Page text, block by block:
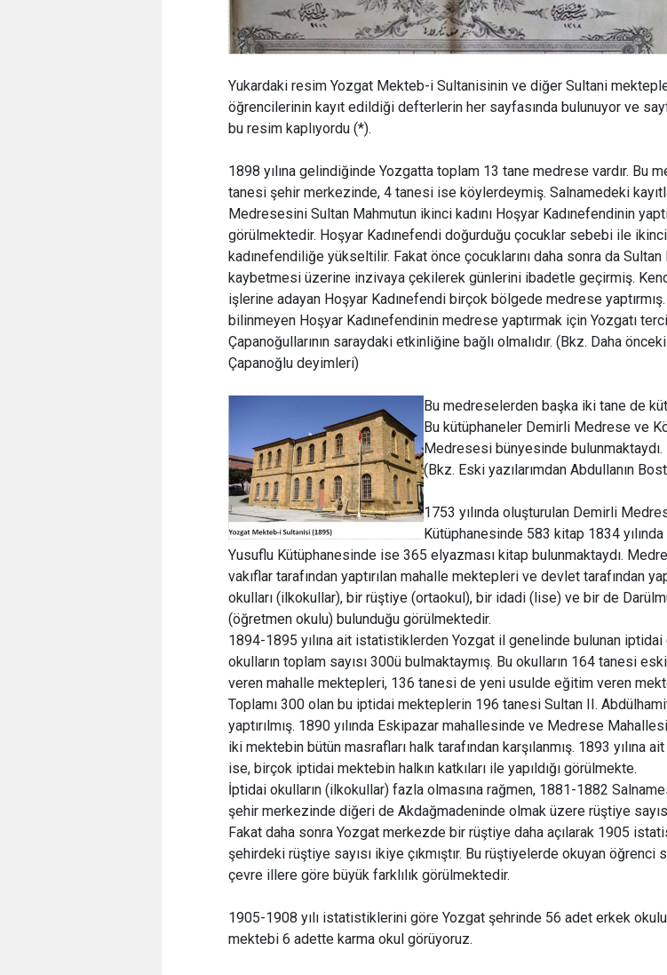
Yukardaki resim Yozgat Mekteb-i Sultanisinin ve diğer Sultani
öğrencilerinin kayıt edildiği defterlerin her sayfasında bulunuyor ve
bu resim kaplıyordu (*).
1898 yılına gelindiğinde Yozgatta toplam 13 tane medrese vardır. Bu
tanesi şehir merkezinde, 4 tanesi ise köylerdeymiş. Salnamedeki
Medresesini Sultan Mahmutun ikinci kadını Hoşyar Kadınefendinin
görülmektedir. Hoşyar Kadınefendi doğurduğu çocuklar sebebi ile ikinci
kadınefendiliğe yükseltilir. Fakat önce çocuklarını daha sonra da Sultan
kaybetmesi üzerine inzivaya çekilerek günlerini ibadetle geçirmiş.
işlerine adayan Hoşyar Kadınefendi birçok bölgede medrese
bilinmeyen Hoşyar Kadınefendinin medrese yaptırmak için Yozgatı
Çapanoğullarının saraydaki etkinliğine bağlı olmalıdır. (Bkz. Daha
Çapanoğlu deyimleri)
Bu medreselerden başka iki tane de
Bu kütüphaneler Demirli Medrese ve
Medresesi bünyesinde bulunmaktaydı.
(Bkz. Eski yazılarımdan Abdullanın
1753 yılında oluşturulan Demirli
Kütüphanesinde 583 kitap 1834
Yusuflu Kütüphanesinde ise 365 elyazması kitap bulunmaktaydı.
vakıflar tarafından yaptırılan mahalle mektepleri ve devlet tarafından
okulları (ilkokullar), bir rüştiye (ortaokul), bir idadi (lise) ve bir de
(öğretmen okulu) bulunduğu görülmektedir.
1894-1895 yılına ait istatistiklerden Yozgat il genelinde bulunan
okulların toplam sayısı 300ü bulmaktaymış. Bu okulların 164 tanesi
veren mahalle mektepleri, 136 tanesi de yeni usulde eğitim veren
Toplamı 300 olan bu iptidai mekteplerin 196 tanesi Sultan II.
yaptırılmış. 1890 yılında Eskipazar mahallesinde ve Medrese
iki mektebin bütün masrafları halk tarafından karşılanmış. 1893 yılına
ise, birçok iptidai mektebin halkın katkıları ile yapıldığı görülmekte.
İptidai okulların (ilkokullar) fazla olmasına rağmen, 1881-1882
şehir merkezinde diğeri de Akdağmadeninde olmak üzere rüştiye
Fakat daha sonra Yozgat merkezde bir rüştiye daha açılarak 1905
şehirdeki rüştiye sayısı ikiye çıkmıştır. Bu rüştiyelerde okuyan öğrenci
çevre illere göre büyük farklılık görülmektedir.
1905-1908 yılı istatistiklerini göre Yozgat şehrinde 56 adet erkek
mektebi 6 adette karma okul görüyoruz.